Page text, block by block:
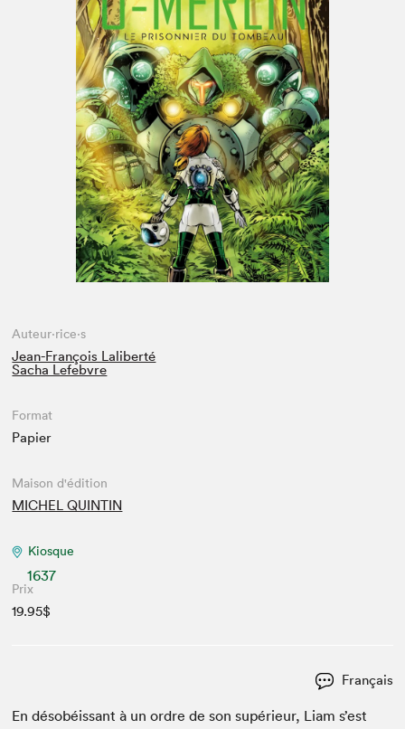
Espace enseignant·e·s
Espace pro
Auteur·rice·s
Jean-François Laliberté
Sacha Lefebvre
Format
Papier
Maison d'édition
MICHEL QUINTIN
Kiosque
1637
Prix
19.95$
Français
En désobéis­sant à un ordre de son supérieur, Liam s’est